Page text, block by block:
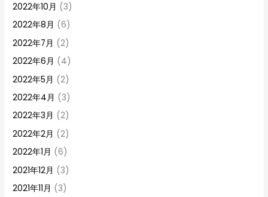
2022年10月 (3)
2022年8月 (6)
2022年7月 (2)
2022年6月 (4)
2022年5月 (2)
2022年4月 (3)
2022年3月 (2)
2022年2月 (2)
2022年1月 (6)
2021年12月 (3)
2021年11月 (3)